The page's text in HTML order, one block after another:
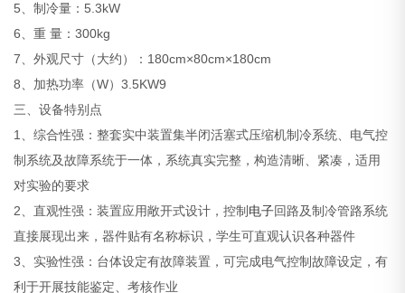
5、制冷量：5.3kW
6、重 量：300kg
7、外观尺寸（大约）：180cm×80cm×180cm
8、加热功率（W）3.5KW9
三、设备特别点
1、综合性强：整套实中装置集半闭活塞式压缩机制冷系统、电气控
制系统及故障系统于一体，系统真实完整，构造清晰、紧凑，适用
对实验的要求
2、直观性强：装置应用敞开式设计，控制 电子回路及制冷管路系统
直接展现出来，器件贴有名称标识，学生可直观认识各种器件
3、实验性强：台体设定有故障装置，可完成电气控制故障设定，有
利于开展技能鉴定、考核作业